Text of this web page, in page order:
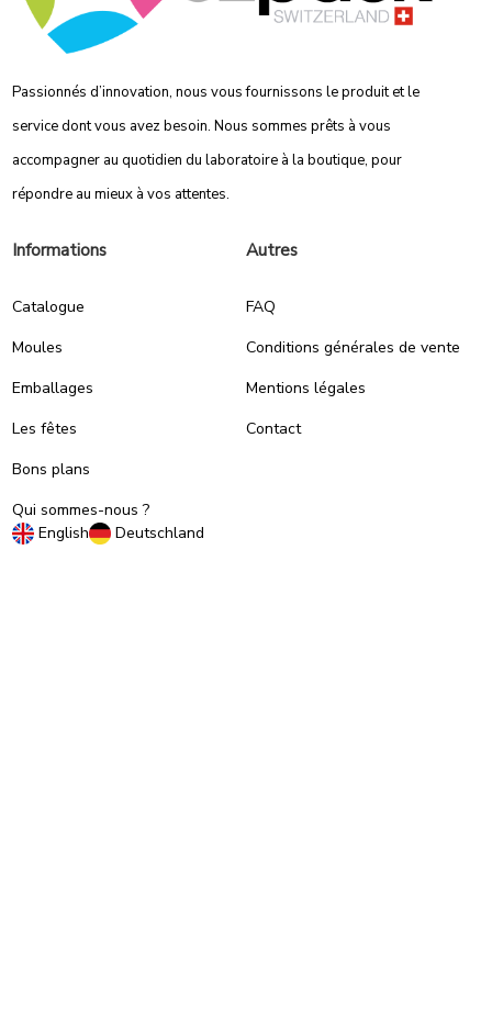
Passionnés d’innovation, nous vous fournissons le produit et le
service dont vous avez besoin. Nous sommes prêts à vous
accompagner au quotidien du laboratoire à la boutique, pour
répondre au mieux à vos attentes.
Informations
Catalogue
Moules
Emballages
Les fêtes
Bons plans
Qui sommes-nous ?
English
Deutschland
Autres
FAQ
Conditions générales de vente
Mentions légales
Contact